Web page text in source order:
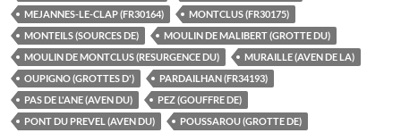
MEJANNES-LE-CLAP (FR30164)
MONTCLUS (FR30175)
MONTEILS (SOURCES DE)
MOULIN DE MALIBERT (GROTTE DU)
MOULIN DE MONTCLUS (RESURGENCE DU)
MURAILLE (AVEN DE LA)
OUPIGNO (GROTTES D')
PARDAILHAN (FR34193)
PAS DE L'ANE (AVEN DU)
PEZ (GOUFFRE DE)
PONT DU PREVEL (AVEN DU)
POUSSAROU (GROTTE DE)